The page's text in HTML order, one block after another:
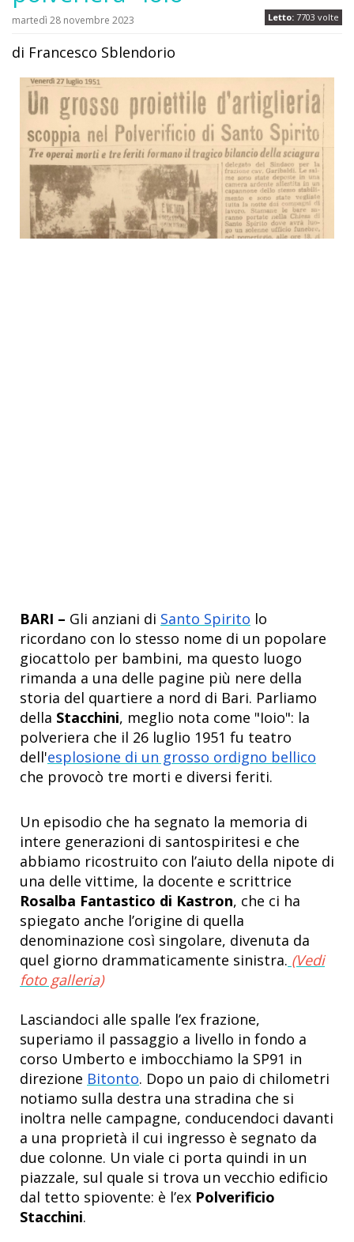
Letto: 7703 volte
martedì 28 novembre 2023
di Francesco Sblendorio
BARI – Gli anziani di Santo Spirito lo
ricordano con lo stesso nome di un popolare
giocattolo per bambini, ma questo luogo
rimanda a una delle pagine più nere della
storia del quartiere a nord di Bari. Parliamo
della Stacchini, meglio nota come "Ioio": la
polveriera che il 26 luglio 1951 fu teatro
dell'esplosione di un grosso ordigno bellico
che provocò tre morti e diversi feriti.
Un episodio che ha segnato la memoria di
intere generazioni di santospiritesi e che
abbiamo ricostruito con l’aiuto della nipote di
una delle vittime, la docente e scrittrice
Rosalba Fantastico di Kastron, che ci ha
spiegato anche l’origine di quella
denominazione così singolare, divenuta da
quel giorno drammaticamente sinistra. (Vedi
foto galleria)
Lasciandoci alle spalle l’ex frazione,
superiamo il passaggio a livello in fondo a
corso Umberto e imbocchiamo la SP91 in
direzione Bitonto. Dopo un paio di chilometri
notiamo sulla destra una stradina che si
inoltra nelle campagne, conducendoci davanti
a una proprietà il cui ingresso è segnato da
due colonne. Un viale ci porta quindi in un
piazzale, sul quale si trova un vecchio edificio
dal tetto spiovente: è l’ex Polverificio
Stacchini.